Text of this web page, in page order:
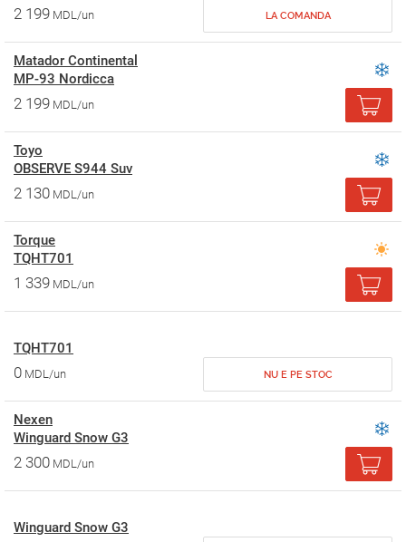
2 199 MDL/un LA COMANDA
Matador Continental
MP-93 Nordicca
2 199 MDL/un
Toyo
OBSERVE S944 Suv
2 130 MDL/un
Torque
TQHT701
1 339 MDL/un
TQHT701
0 MDL/un NU E PE STOC
Nexen
Winguard Snow G3
2 300 MDL/un
Winguard Snow G3